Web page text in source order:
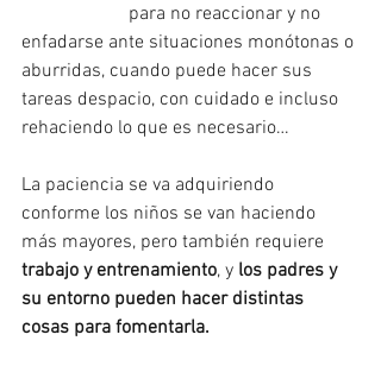
para no reaccionar y no
enfadarse ante situaciones monótonas o
aburridas, cuando puede hacer sus
tareas despacio, con cuidado e incluso
rehaciendo lo que es necesario…
La paciencia se va adquiriendo
conforme los niños se van haciendo
más mayores, pero también requiere
trabajo y entrenamiento, y los padres y
su entorno pueden hacer distintas
cosas para fomentarla.